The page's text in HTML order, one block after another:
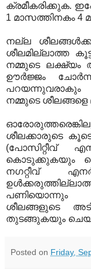
ക്രമീകരിക്കുക.
1 മാസത്തിനകം 4
നല്ല
ശീലമില്ലാത്ത
നമ്മുടെ
ഊര്‍ജ്ജം
പറയന്നുവരാകും
നമ്മുടെ ശീലങ്ങളെ
ശീലക്കാരുടെ
(പോസിറ്റീവ്‌
കൊടുക്കുകയും
നഗറ്റീവ്‌
പണിയൊന്നും
ശീലങ്ങളുടെ
തുടങ്ങുകയും
Posted on Friday,